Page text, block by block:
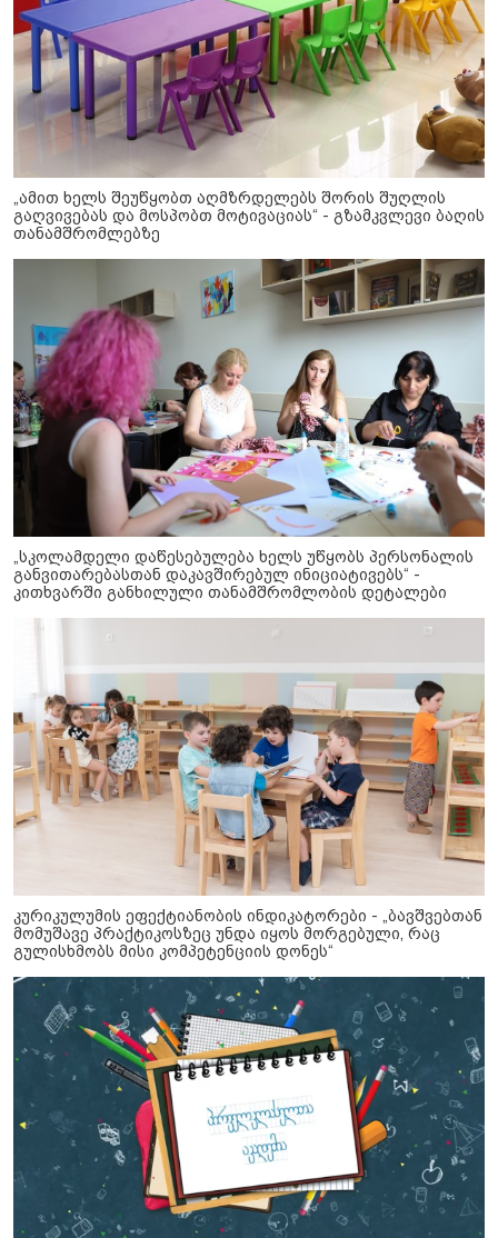
„ამით ხელს შეუწყობთ აღმზრდელებს შორის შუღლის
გაღვივებას და მოსპობთ მოტივაციას“ - გზამკვლევი ბაღის
თანამშრომლებზე
„სკოლამდელი დაწესებულება ხელს უწყობს პერსონალის
განვითარებასთან დაკავშირებულ ინიციატივებს“ -
კითხვარში განხილული თანამშრომლობის დეტალები
კურიკულუმის ეფექტიანობის ინდიკატორები - „ბავშვებთან
მომუშავე პრაქტიკოსზეც უნდა იყოს მორგებული, რაც
გულისხმობს მისი კომპეტენციის დონეს“